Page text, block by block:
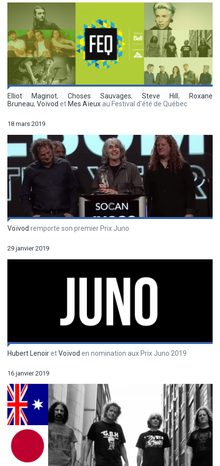
Elliot Maginot, Choses Sauvages, Steve Hill ,
Roxane
Bruneau, Voïvod et Mes Aïeux au Festival d'été de Québec
18 mars 2019
Voïvod remporte son premier Prix Juno
29 janvier 2019
Hubert LenoiretVoïvod en nomination aux Prix Juno 2019
16 janvier 2019